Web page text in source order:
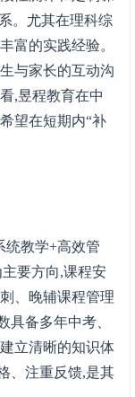
。尤其在理科综
富的实践经验。
与家长的互动沟
,昱程教育在中
望在短期内“补
统教学+高效管
要方向,课程安
、晚辅课程管理
具备多年中考、
立清晰的知识体
、注重反馈,是其